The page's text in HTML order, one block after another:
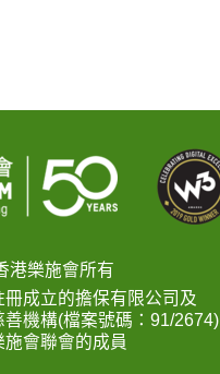
港樂施會所有
成立的擔保有限公司及
機構(檔案號碼：91/2674)
會聯會的成員